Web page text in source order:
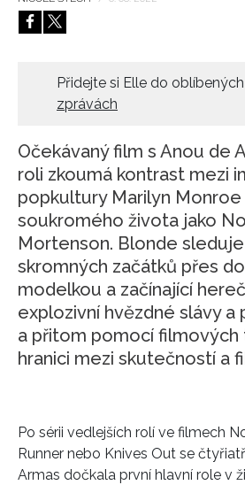
HOME
Přidejte si Elle do
zprávách
Očekávaný film s Anou de
roli zkoumá kontrast mezi
popkultury Marilyn
soukromého života jako
Mortenson. Blonde
skromných začátků přes
modelkou a začínající
explozivní hvězdné slávy a
a přitom pomocí filmových
hranici mezi skutečností a
Po sérii vedlejších rolí ve filmech
Runner nebo Knives Out se
Armas dočkala první hlavní role v